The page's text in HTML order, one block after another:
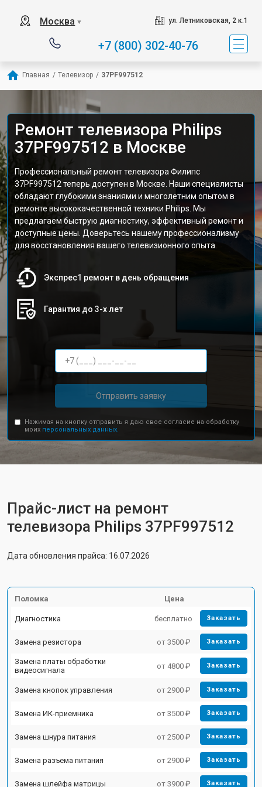
Москва ▼ ул. Летниковская, 2 к.1
+7 (800) 302-40-76
Главная / Телевизор / 37PF997512
Ремонт телевизора Philips
37PF997512 в Москве
Профессиональный ремонт телевизора Филипс
37PF997512 теперь доступен в Москве. Наши специалисты
обладают глубокими знаниями и многолетним опытом в
ремонте высококачественной техники Philips. Мы
предлагаем быструю диагностику, эффективный ремонт и
доступные цены. Доверьтесь нашему профессионализму
для восстановления вашего телевизионного опыта.
Экспрес1 ремонт в день обращения
Гарантия до 3-х лет
Отправить заявку
Нажимая на кнопку отправить я даю свое согласие на обработку
моих персональных данных.
Прайс-лист на ремонт
телевизора Philips 37PF997512
Дата обновления прайса: 16.07.2026
Поломка Цена
Диагностика бесплатно Заказать
Замена резистора от 3500 ₽ Заказать
Замена платы обработки
видеосигнала
от 4800 ₽ Заказать
Замена кнопок управления от 2900 ₽ Заказать
Замена ИК-приемника от 3500 ₽ Заказать
Замена шнура питания от 2500 ₽ Заказать
Замена разъема питания от 2900 ₽ Заказать
Замена шлейфа матрицы от 3900 ₽ Заказать